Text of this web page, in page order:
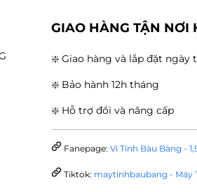
GIAO HÀNG TẬN NƠI
❇️ Giao hàng và lắp đặt ngày
❇️ Bảo hành 12h tháng
❇️ Hỗ trợ đổi và nâng cấp
Fanepage: Vi Tính Bàu Bàng -
Tiktok: maytinhbaubang - Máy